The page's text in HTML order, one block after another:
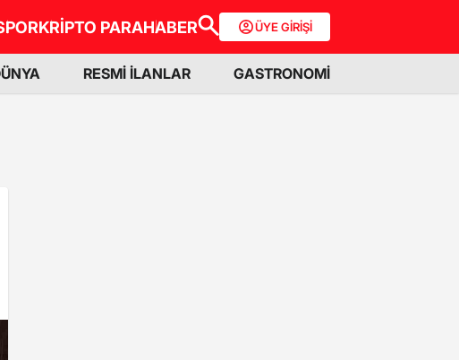
KRİPTO PARAHABER ÜYE GİRİŞİ
RESMİ İLANLAR GASTRONOMİ